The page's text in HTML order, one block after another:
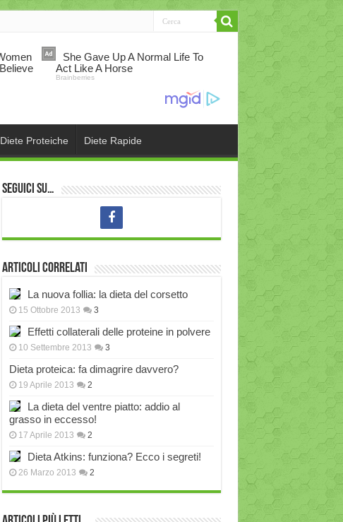
Diete Proteiche Diete Rapide
Seguici su…
Articoli correlati
La nuova follia: la dieta del corsetto
15 Ottobre 2013 3
Effetti collaterali delle proteine in polvere
10 Settembre 2013 3
Dieta proteica: fa dimagrire davvero?
19 Aprile 2013 2
La dieta del ventre piatto: addio al
grasso in eccesso!
17 Aprile 2013 2
Dieta Atkins: funziona? Ecco i segreti!
26 Marzo 2013 2